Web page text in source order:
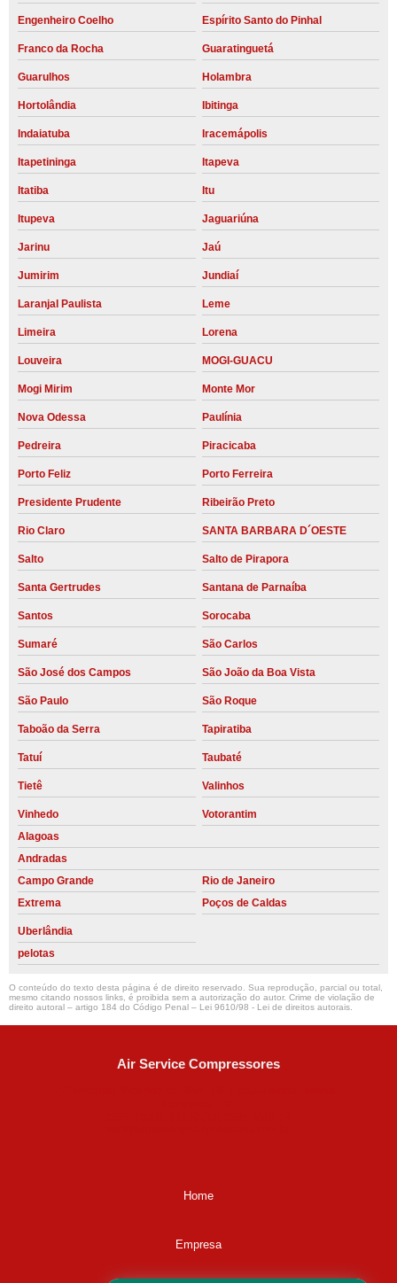
Engenheiro Coelho Espírito Santo do Pinhal
Franco da Rocha Guaratinguetá
Guarulhos Holambra
Hortolândia Ibitinga
Indaiatuba Iracemápolis
Itapetininga Itapeva
Itatiba Itu
Itupeva Jaguariúna
Jarinu Jaú
Jumirim Jundiaí
Laranjal Paulista Leme
Limeira Lorena
Louveira MOGI-GUACU
Mogi Mirim Monte Mor
Nova Odessa Paulínia
Pedreira Piracicaba
Porto Feliz Porto Ferreira
Presidente Prudente Ribeirão Preto
Rio Claro SANTA BARBARA D´OESTE
Salto Salto de Pirapora
Santa Gertrudes Santana de Parnaíba
Santos Sorocaba
Sumaré São Carlos
São José dos Campos São João da Boa Vista
São Paulo São Roque
Taboão da Serra Tapiratiba
Tatuí Taubaté
Tietê Valinhos
Vinhedo
Votorantim
Alagoas
Andradas
Campo Grande
Rio de Janeiro
Extrema
Poços de Caldas
Uberlândia
pelotas
O conteúdo do texto desta página é de direito reservado. Sua reprodução, parcial ou total,
mesmo citando nossos links, é proibida sem a autorização do autor. Crime de violação de
direito autoral – artigo 184 do Código Penal – Lei 9610/98 - Lei de direitos autorais.
Air Service Compressores
Home
Empresa